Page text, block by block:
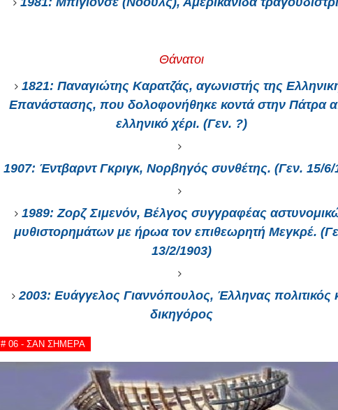
Θάνατοι
1821: Παναγιώτης Καρατζάς, αγωνιστής της
Επανάστασης, που δολοφονήθηκε κοντά στην Πάτρα
ελληνικό χέρι. (Γεν. ?)
1907: Έντβαρντ Γκριγκ, Νορβηγός συνθέτης. (Γεν. 15/6/
1989: Ζορζ Σιμενόν, Βέλγος συγγραφέας
μυθιστορημάτων με ήρωα τον επιθεωρητή Μεγκρέ.
13/2/1903)
2003: Ευάγγελος Γιαννόπουλος, Έλληνας πολιτικός
δικηγόρος
# 06 - ΣΑΝ ΣΗΜΕΡΑ